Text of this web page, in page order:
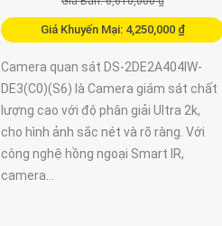
Giá Khuyến Mại: 4,250,000 ₫
Camera quan sát DS-2DE2A404IW-
DE3(C0)(S6) là Camera giám sát chất
lượng cao với độ phân giải Ultra 2k,
cho hình ảnh sắc nét và rõ ràng. Với
công nghệ hồng ngoại Smart IR,
camera...